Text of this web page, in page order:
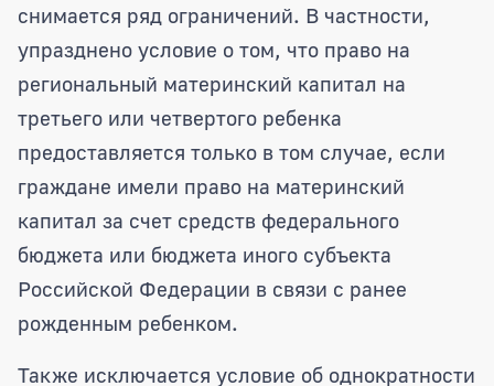
снимается ряд ограничений. В частности,
упразднено условие о том, что право на
региональный материнский капитал на
третьего или четвертого ребенка
предоставляется только в том случае, если
граждане имели право на материнский
капитал за счет средств федерального
бюджета или бюджета иного субъекта
Российской Федерации в связи с ранее
рожденным ребенком.
Также исключается условие об однократности